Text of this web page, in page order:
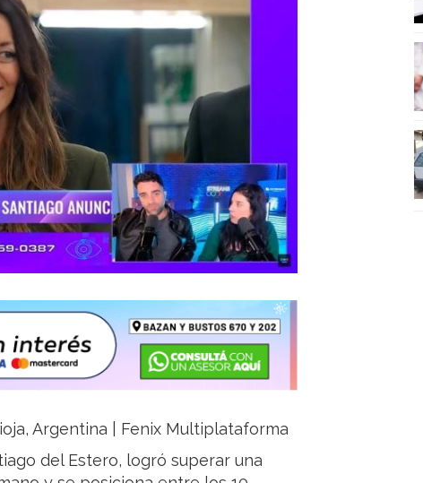
Argentina | Fenix Multiplataforma
del Estero, logró superar una